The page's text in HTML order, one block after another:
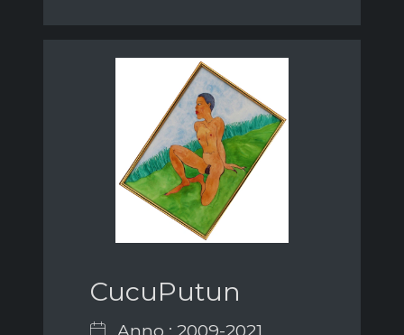
CucuPutun
Anno : 2009-2021